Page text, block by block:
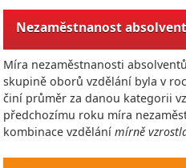
Nezaměstnanost
Míra nezaměstnanosti
skupině oborů vzdělání byla v
činí průměr za danou kategorii
předchozímu roku míra
kombinace vzdělání mírně